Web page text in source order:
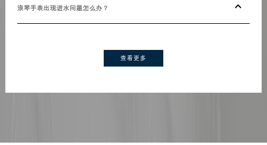
浪琴手表出现进水问题怎么办？
查看更多